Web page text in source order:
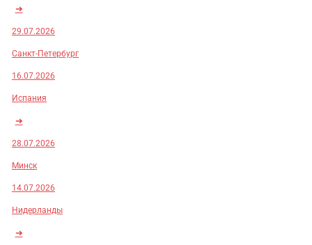
➜
29.07.2026
Санкт-Петербург
16.07.2026
Испания
➜
28.07.2026
Минск
14.07.2026
Нидерланды
➜